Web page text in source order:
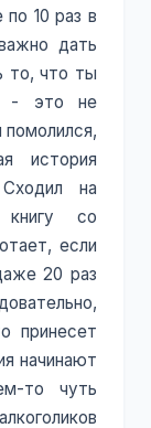
10 раз в
дать
то, что ты
- это не
история
на
книгу со
если
20 раз
принесет
начинают
то чуть